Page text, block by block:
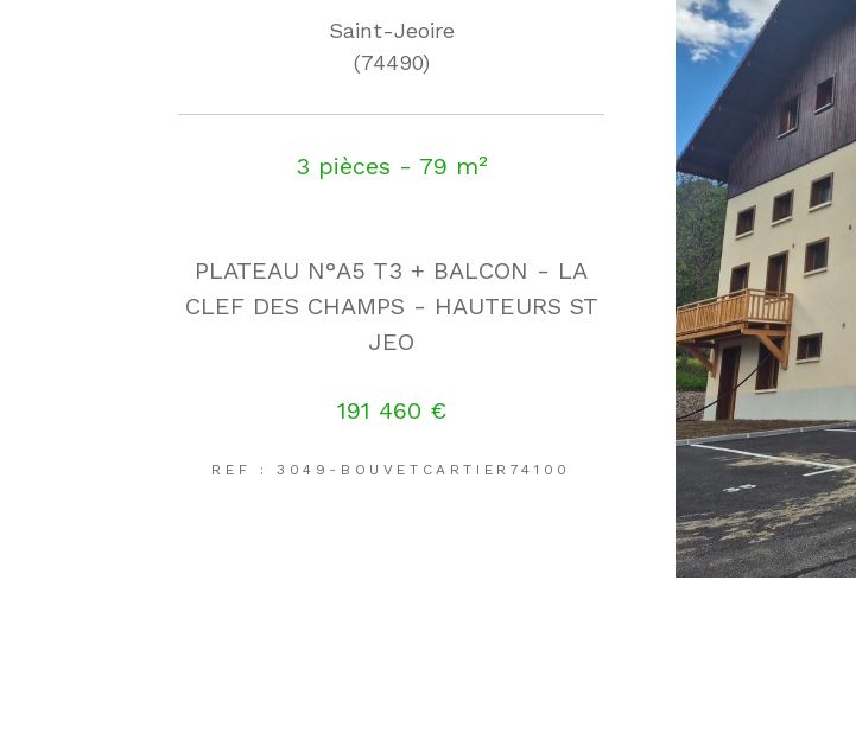
Saint-Jeoire
(74490)
3 pièces - 79 m²
PLATEAU N°A5 T3 + BALCON - LA
CLEF DES CHAMPS - HAUTEURS ST
JEO
191 460 €
REF : 3049-BOUVETCARTIER74100